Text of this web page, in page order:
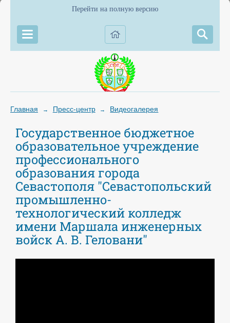
Перейти на полную версию
Главная → Пресс-центр → Видеогалерея
Государственное бюджетное
образовательное учреждение
профессионального
образования города
Севастополя "Севастопольский
промышленно-
технологический колледж
имени Маршала инженерных
войск А. В. Геловани"